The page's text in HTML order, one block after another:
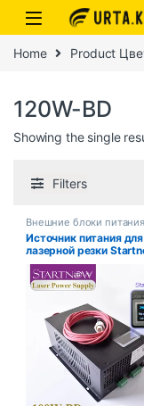
Home Product
120W-BD
Showing the single
Filters
Внешние блоки питания
ноутбуков
Источник питания для
лазерной резки
100W-BD CO2, 120 Вт,
питания 110 В, MYJG-
220 В